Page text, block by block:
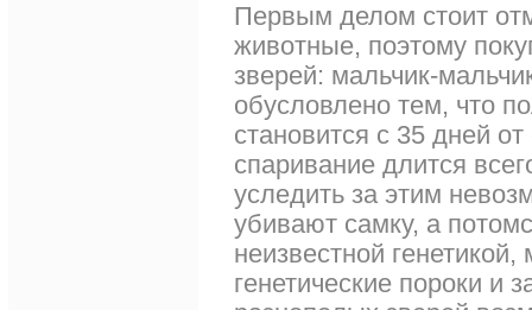
Первым делом стоит
животные, поэтому
зверей: мальчик-
обусловлено тем, что
становится с 35 дней
спаривание длится
уследить за этим
убивают самку, а
неизвестной
генетические пороки и